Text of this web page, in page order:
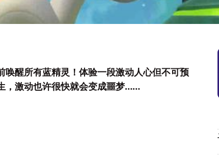
醒所有蓝精灵！体验一段激动人心但不可预
，激动也许很快就会变成噩梦……